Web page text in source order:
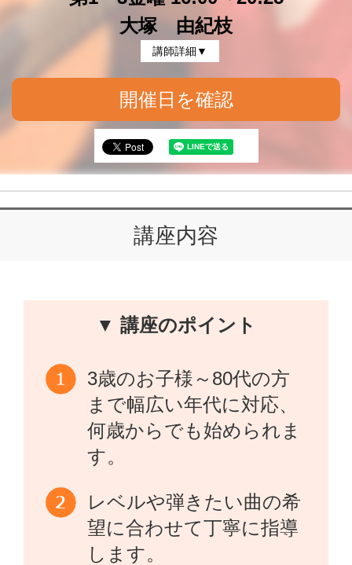
大塚 由紀枝
講師詳細▼
開催日を確認
講座内容
▼ 講座のポイント
3歳のお子様～80代の方
まで幅広い年代に対応、
何歳からでも始められま
す。
レベルや弾きたい曲の希
望に合わせて丁寧に指導
します。